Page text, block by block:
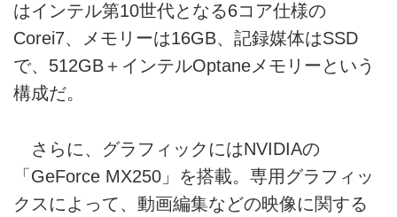
はインテル第10世代となる6コア仕様の
Corei7、メモリーは16GB、記録媒体はSSD
で、512GB＋インテルOptaneメモリーという
構成だ。
さらに、グラフィックにはNVIDIAの
「GeForce MX250」を搭載。専用グラフィッ
クスによって、動画編集などの映像に関する